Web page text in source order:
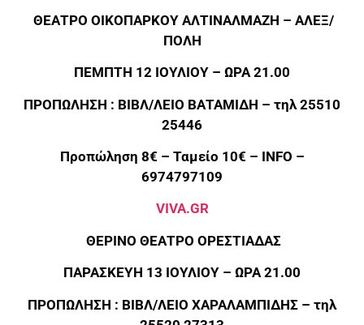
ΘΕΑΤΡΟ ΟΙΚΟΠΑΡΚΟΥ ΑΛΤΙΝΑΛΜΑΖΗ – ΑΛΕΞ/
ΠΟΛΗ
ΠΕΜΠΤΗ 12 ΙΟΥΛΙΟΥ – ΩΡΑ 21.00
ΠΡΟΠΩΛΗΣΗ : ΒΙΒΛ/ΛΕΙΟ ΒΑΤΑΜΙΔΗ – τηλ 25510
25446
Προπώληση 8€ – Ταμείο 10€ – INFO –
6974797109
VIVA.GR
ΘΕΡΙΝΟ ΘΕΑΤΡΟ ΟΡΕΣΤΙΑΔΑΣ
ΠΑΡΑΣΚΕΥΗ 13 ΙΟΥΛΙΟΥ – ΩΡΑ 21.00
ΠΡΟΠΩΛΗΣΗ : ΒΙΒΛ/ΛΕΙΟ ΧΑΡΑΛΑΜΠΙΔΗΣ – τηλ